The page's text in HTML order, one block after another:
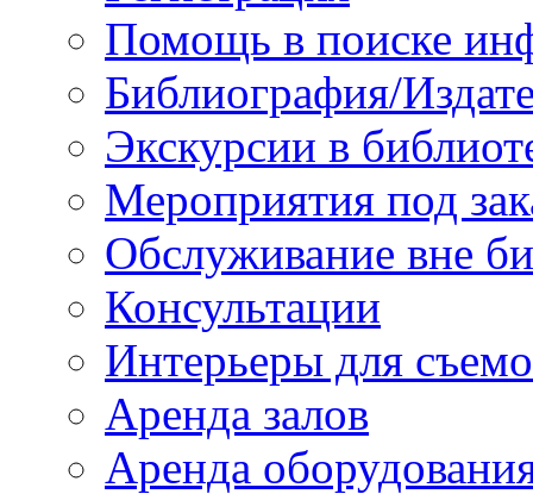
Помощь в поиске
Библиография/
Экскурсии в
Мероприятия под
Обслуживание вне
Консультации
Интерьеры для
Аренда залов
Аренда